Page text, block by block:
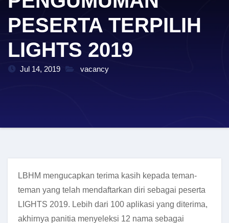
PESERTA TERPILIH
LIGHTS 2019
Jul 14, 2019 vacancy
LBHM mengucapkan terima kasih kepada teman-
teman yang telah mendaftarkan diri sebagai peserta
LIGHTS 2019. Lebih dari 100 aplikasi yang diterima,
akhirnya panitia menyeleksi 12 nama sebagai